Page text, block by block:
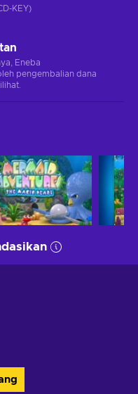
KEY)
Eneba
pengembalian dana